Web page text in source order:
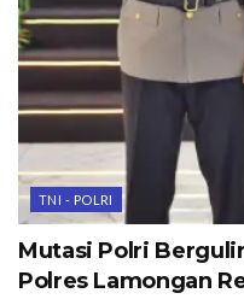
TNI - POLRI
Mutasi Polri
Polres Lamongan